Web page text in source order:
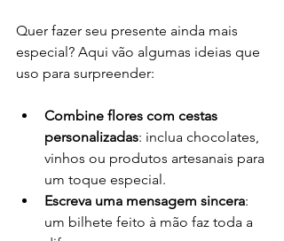
Quer fazer seu presente ainda mais
especial? Aqui vão algumas ideias que
uso para surpreender:
Combine flores com cestas
personalizadas: inclua chocolates,
vinhos ou produtos artesanais para
um toque especial.
Escreva uma mensagem sincera:
um bilhete feito à mão faz toda a